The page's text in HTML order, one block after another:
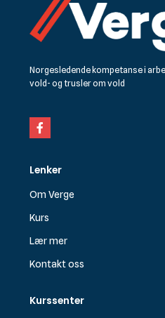
Norgesledende kompetanse i
vold- og trusler om vold
Facebook
Lenker
Om Verge
Kurs
Lær mer
Kontakt oss
Kurssenter